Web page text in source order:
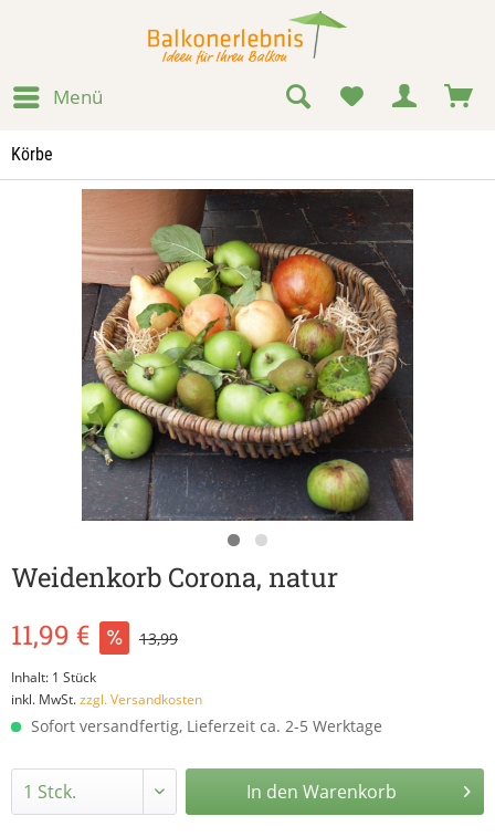
Menü
Körbe
Weidenkorb Corona, natur
11,99 €
13,99
Inhalt: 1 Stück
inkl. MwSt.zzgl. Versandkosten
Sofort versandfertig, Lieferzeit ca. 2-5 Werktage
In denWarenkorb